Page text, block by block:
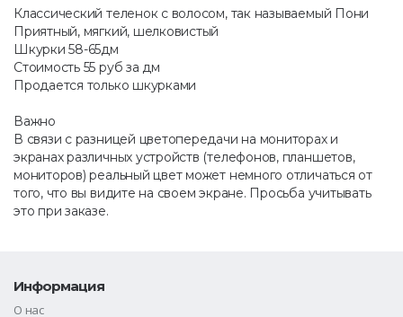
Классический теленок с волосом, так называемый Пони
Приятный, мягкий, шелковистый
Шкурки 58-65дм
Стоимость 55 руб за дм
Продается только шкурками
Важно
В связи с разницей цветопередачи на мониторах и
экранах различных устройств (телефонов, планшетов,
мониторов) реальный цвет может немного отличаться от
того, что вы видите на своем экране. Просьба учитывать
это при заказе.
Информация
О нас